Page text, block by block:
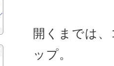
開くまでは
ップ。